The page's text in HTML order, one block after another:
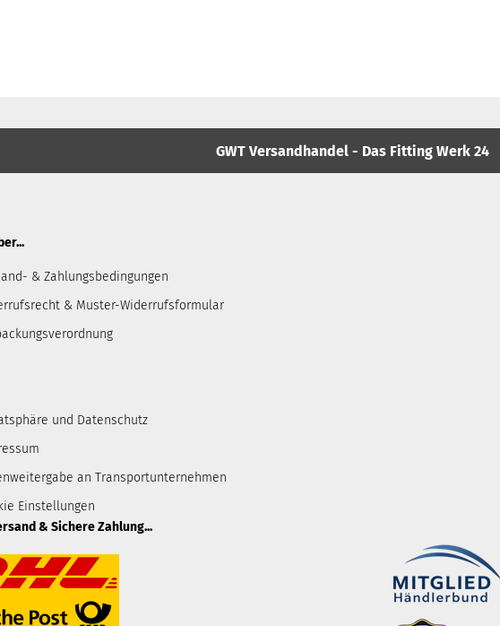
GWT Versandhandel - Das Fitting Werk 24
& Zahlungsbedingungen
& Muster-Widerrufsformular
und Datenschutz
an Transportunternehmen
Einstellungen
& Sichere Zahlung...